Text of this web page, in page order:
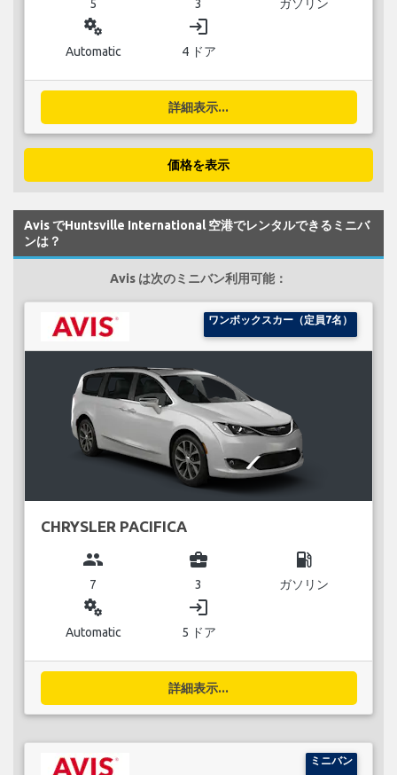
5 3 ガソリン
miscellaneous_services
Automatic
login
4 ドア
詳細表示...
価格を表示
Avis でHuntsville International 空港でレンタルできるミニバ
ンは？
Avis は次のミニバン利用可能：
ワンボックスカー（定員7名）
CHRYSLER PACIFICA
group
7
business_center
3
local_gas_station
ガソリン
miscellaneous_services
Automatic
login
5 ドア
詳細表示...
ミニバン